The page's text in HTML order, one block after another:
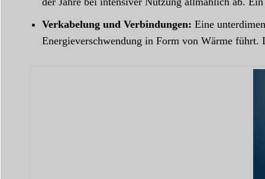
Verkabelung und Verbindungen: Eine
Energieverschwendung in Form von Wärme